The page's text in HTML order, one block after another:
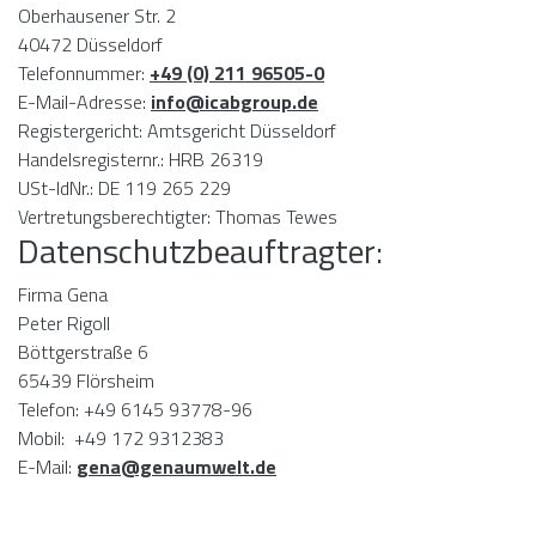
Oberhausener Str. 2
40472 Düsseldorf
Telefonnummer: +49 (0) 211 96505-0
E-Mail-Adresse: info@icabgroup.de
Registergericht: Amtsgericht Düsseldorf
Handelsregisternr.: HRB 26319
USt-IdNr.: DE 119 265 229
Vertretungsberechtigter: Thomas Tewes
Datenschutzbeauftragter:
Firma Gena
Peter Rigoll
Böttgerstraße 6
65439 Flörsheim
Telefon: +49 6145 93778-96
Mobil: +49 172 9312383
E-Mail: gena@genaumwelt.de